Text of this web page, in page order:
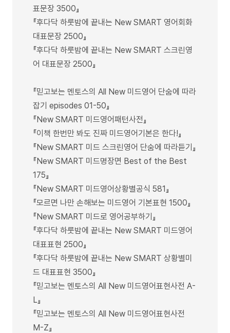
표문장 3500』
『후다닥 하룻밤에 끝내는 New SMART 영어회화
대표문장 2500』
『후다닥 하룻밤에 끝내는 New SMART 스크린영
어 대표문장 2500』
『믿고보는 멘토스의 All New 미드영어 단숨에 따라
잡기 episodes 01-50』
『New SMART 미드영어패턴사전』
『이책 한번만 봐도 진짜 미드영어기본은 한다!』
『New SMART 미드 스크린영어 단숨에 따라듣기』
『New SMART 미드명장면 Best of the Best
175』
『New SMART 미드영어상황별공식 581』
『모르면 나만 손해보는 미드영어 기본표현 1500』
『New SMART 미드로 영어공부하기』
『후다닥 하룻밤에 끝내는 New SMART 미드영어
대표표현 2500』
『후다닥 하룻밤에 끝내는 New SMART 상황별미
드 대표표현 3500』
『믿고보는 멘토스의 All New 미드영어표현사전 A-
L』
『믿고보는 멘토스의 All New 미드영어표현사전
M-Z』